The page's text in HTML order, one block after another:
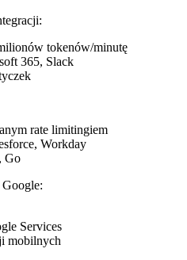
tokenów/minutę
365, Slack
rate limitingiem
Workday
Go
Services
mobilnych